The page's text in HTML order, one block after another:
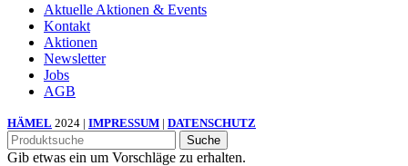
Aktuelle Aktionen & Events
Kontakt
Aktionen
Newsletter
Jobs
AGB
HÄMEL 2024 | IMPRESSUM | DATENSCHUTZ
Suche
Gib etwas ein um Vorschläge zu erhalten.